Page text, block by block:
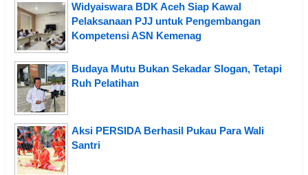
Widyaiswara BDK Aceh Siap Kawal
Pelaksanaan PJJ untuk Pengembangan
Kompetensi ASN Kemenag
Budaya Mutu Bukan Sekadar Slogan, Tetapi
Ruh Pelatihan
Aksi PERSIDA Berhasil Pukau Para Wali
Santri